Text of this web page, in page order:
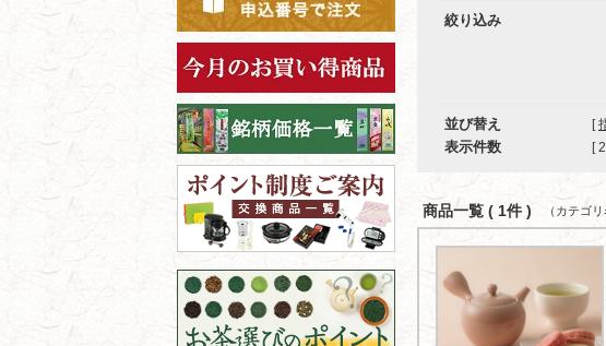
絞り込み
並び替え [
表示件数 [
商品一覧 ( 1件 ) （カテゴリ